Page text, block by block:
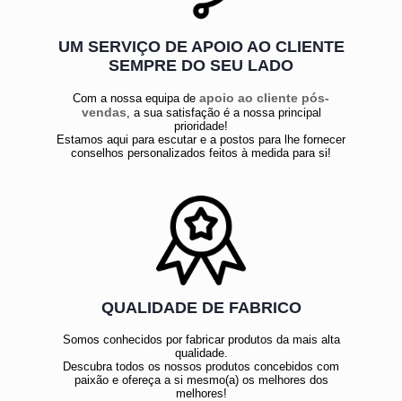
UM SERVIÇO DE APOIO AO CLIENTE
SEMPRE DO SEU LADO
Com a nossa equipa de apoio ao cliente pós-
vendas , a sua satisfação é a nossa principal
prioridade!
Estamos aqui para escutar e a postos para lhe fornecer
conselhos personalizados feitos à medida para si!
QUALIDADE DE FABRICO
Somos conhecidos por fabricar produtos da mais alta
qualidade.
Descubra todos os nossos produtos concebidos com
paixão e ofereça a si mesmo(a) os melhores dos
melhores!